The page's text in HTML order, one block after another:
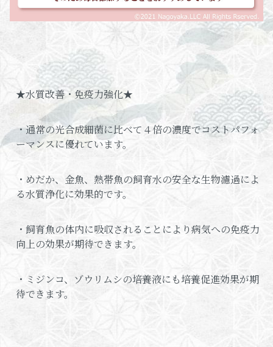
★水質改善・免疫力強化★
・通常の光合成細菌に比べて４倍の濃度でコストパフォ
ーマンスに優れています。
・めだか、金魚、熱帯魚の飼育水の安全な生物濾過によ
る水質浄化に効果的です。
・飼育魚の体内に吸収されることにより病気への免疫力
向上の効果が期待できます。
・ミジンコ、ゾウリムシの培養液にも培養促進効果が期
待できます。